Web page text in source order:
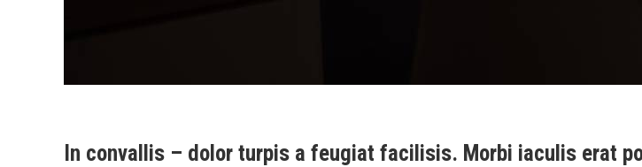
In convallis – dolor turpis a feugiat facilisis. Morbi iaculis erat